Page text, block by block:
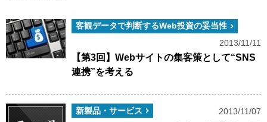
客観データで判断するWeb投資の妥当性
2013/11/11
【第3回】Webサイトの集客策として“SNS
連携”を考える
新製品・サービス 2013/11/07